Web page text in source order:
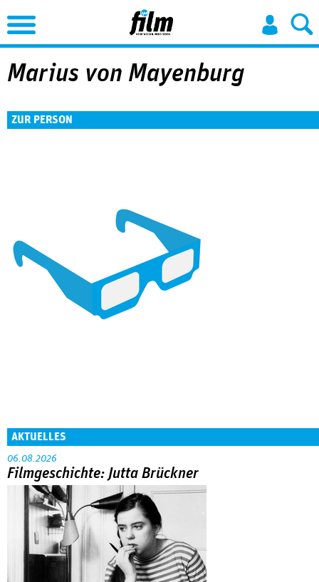
Jump to Navigation
Marius von Mayenburg
ZUR PERSON
AKTUELLES
06.08.2026
Filmgeschichte: Jutta Brückner